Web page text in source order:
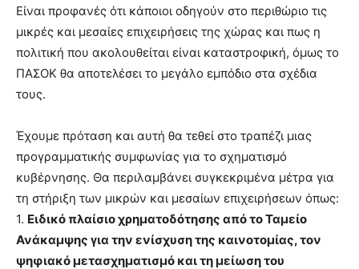
Είναι προφανές ότι κάποιοι οδηγούν στο περιθώριο τις
μικρές και μεσαίες επιχειρήσεις της χώρας και πως η
πολιτική που ακολουθείται είναι καταστροφική, όμως το
ΠΑΣΟΚ θα αποτελέσει το μεγάλο εμπόδιο στα σχέδια
τους.
Έχουμε πρόταση και αυτή θα τεθεί στο τραπέζι μιας
προγραμματικής συμφωνίας για το σχηματισμό
κυβέρνησης. Θα περιλαμβάνει συγκεκριμένα μέτρα για
τη στήριξη των μικρών και μεσαίων επιχειρήσεων όπως:
1. Ειδικό πλαίσιο χρηματοδότησης από το Ταμείο
Ανάκαμψης για την ενίσχυση της καινοτομίας, τον
ψηφιακό μετασχηματισμό και τη μείωση του